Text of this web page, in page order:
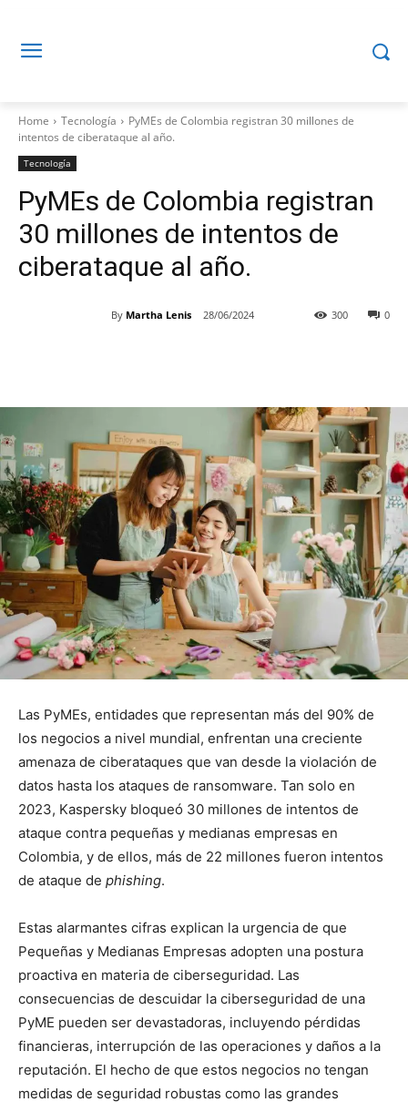
Home Tecnología
PyMEs de Colombia registran 30 millones de
intentos de ciberataque al año.
Tecnología
PyMEs de Colombia registran
30 millones de intentos de
ciberataque al año.
By Martha Lenis 28/06/2024 0
300
Las PyMEs, entidades que representan más del 90% de
los negocios a nivel mundial, enfrentan una creciente
amenaza de ciberataques que van desde la violación de
datos hasta los ataques de ransomware. Tan solo en
2023, Kaspersky bloqueó 30 millones de intentos de
ataque contra pequeñas y medianas empresas en
Colombia, y de ellos, más de 22 millones fueron intentos
de ataque de phishing.
Estas alarmantes cifras explican la urgencia de que
Pequeñas y Medianas Empresas adopten una postura
proactiva en materia de ciberseguridad. Las
consecuencias de descuidar la ciberseguridad de una
PyME pueden ser devastadoras, incluyendo pérdidas
financieras, interrupción de las operaciones y daños a la
reputación. El hecho de que estos negocios no tengan
medidas de seguridad robustas como las grandes